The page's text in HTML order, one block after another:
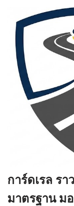
Skip
content
การ์ดเรล ร
มาตรฐาน มอ